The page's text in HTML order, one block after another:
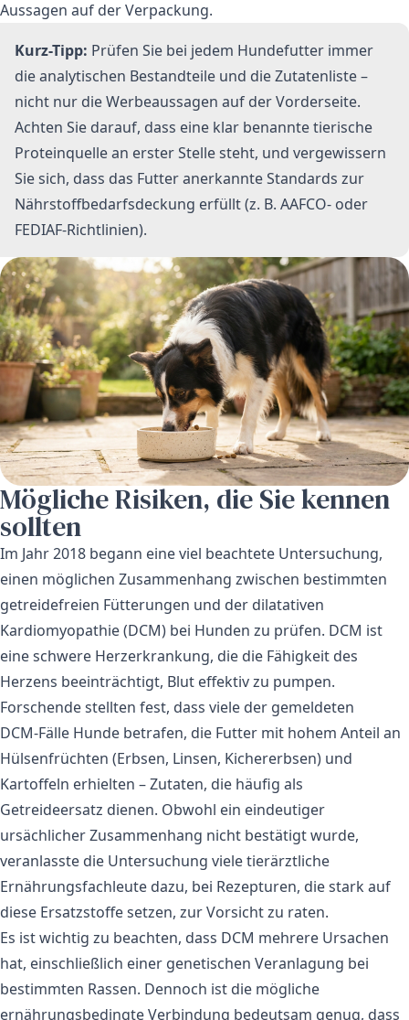
Aussagen auf der Verpackung.
Kurz-Tipp: Prüfen Sie bei jedem Hundefutter immer
die analytischen Bestandteile und die Zutatenliste –
nicht nur die Werbeaussagen auf der Vorderseite.
Achten Sie darauf, dass eine klar benannte tierische
Proteinquelle an erster Stelle steht, und vergewissern
Sie sich, dass das Futter anerkannte Standards zur
Nährstoffbedarfsdeckung erfüllt (z. B. AAFCO- oder
FEDIAF‑Richtlinien).
Mögliche Risiken, die Sie kennen
sollten
Im Jahr 2018 begann eine viel beachtete Untersuchung,
einen möglichen Zusammenhang zwischen bestimmten
getreidefreien Fütterungen und der dilatativen
Kardiomyopathie (DCM) bei Hunden zu prüfen. DCM ist
eine schwere Herzerkrankung, die die Fähigkeit des
Herzens beeinträchtigt, Blut effektiv zu pumpen.
Forschende stellten fest, dass viele der gemeldeten
DCM‑Fälle Hunde betrafen, die Futter mit hohem Anteil an
Hülsenfrüchten (Erbsen, Linsen, Kichererbsen) und
Kartoffeln erhielten – Zutaten, die häufig als
Getreideersatz dienen. Obwohl ein eindeutiger
ursächlicher Zusammenhang nicht bestätigt wurde,
veranlasste die Untersuchung viele tierärztliche
Ernährungsfachleute dazu, bei Rezepturen, die stark auf
diese Ersatzstoffe setzen, zur Vorsicht zu raten.
Es ist wichtig zu beachten, dass DCM mehrere Ursachen
hat, einschließlich einer genetischen Veranlagung bei
bestimmten Rassen. Dennoch ist die mögliche
ernährungsbedingte Verbindung bedeutsam genug, dass